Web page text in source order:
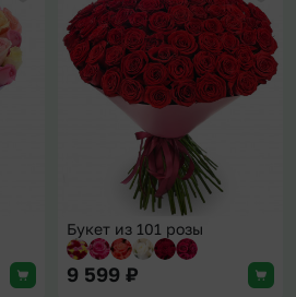
Добавить в избранное
Букет из 101 розы
9 599 ₽